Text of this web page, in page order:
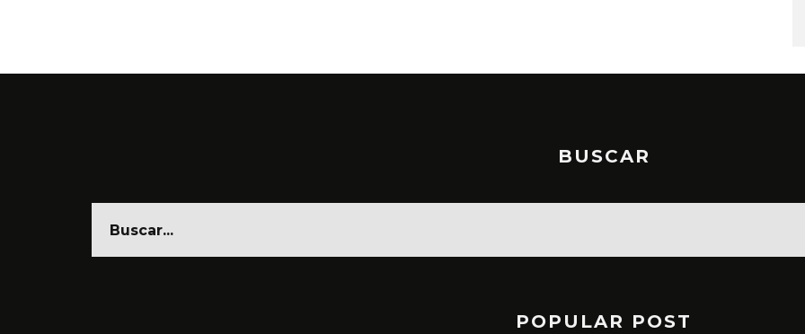
BUSCAR
POPULAR POST